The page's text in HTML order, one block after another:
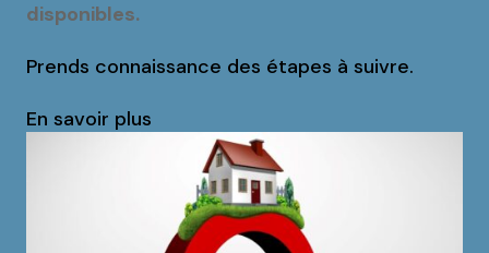
disponibles.
Prends connaissance des étapes à suivre.
En savoir plus